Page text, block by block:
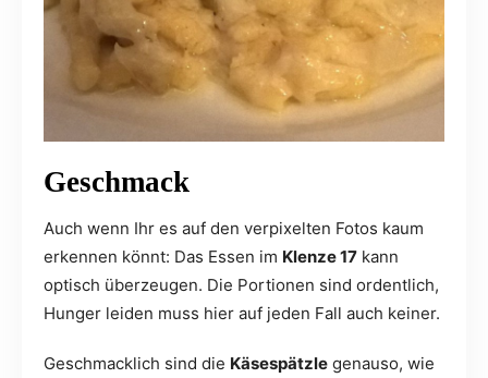
Geschmack
Auch wenn Ihr es auf den verpixelten Fotos kaum
erkennen könnt: Das Essen im Klenze 17 kann
optisch überzeugen. Die Portionen sind ordentlich,
Hunger leiden muss hier auf jeden Fall auch keiner.
Geschmacklich sind die Käsespätzle genauso, wie